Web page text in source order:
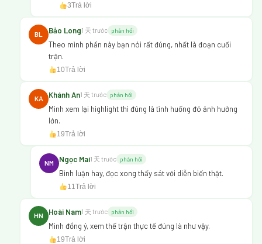
3Trả lời
BL Bảo Long1 天 trước phản hồi
Theo mình phần này bạn nói rất đúng, nhất là đoạn cuối
trận.
10Trả lời
KA Khánh An1 天 trước phản hồi
Mình xem lại highlight thì đúng là tình huống đó ảnh hưởng
lớn.
19Trả lời
NM Ngọc Mai1 天 trước phản hồi
Bình luận hay, đọc xong thấy sát với diễn biến thật.
11 Trả lời
HN Hoài Nam1 天 trước phản hồi
Mình đồng ý, xem thế trận thực tế đúng là như vậy.
19Trả lời